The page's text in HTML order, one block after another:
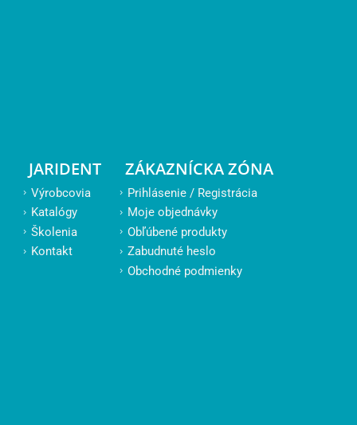
JARIDENT
Výrobcovia
Katalógy
Školenia
Kontakt
ZÁKAZNÍCKA ZÓNA
Prihlásenie / Registrácia
Moje objednávky
Obľúbené produkty
Zabudnuté heslo
Obchodné podmienky